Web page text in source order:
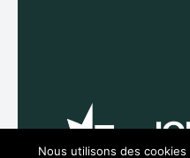
Nous utilisons des